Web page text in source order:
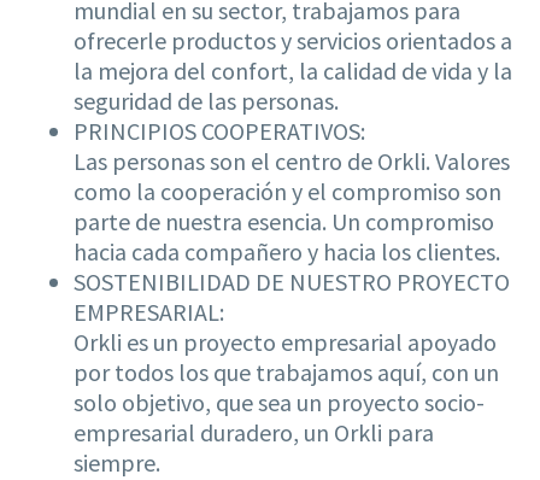
mundial en su sector, trabajamos para
ofrecerle productos y servicios orientados a
la mejora del confort, la calidad de vida y la
seguridad de las personas.
PRINCIPIOS COOPERATIVOS:
Las personas son el centro de Orkli. Valores
como la cooperación y el compromiso son
parte de nuestra esencia. Un compromiso
hacia cada compañero y hacia los clientes.
SOSTENIBILIDAD DE NUESTRO PROYECTO
EMPRESARIAL:
Orkli es un proyecto empresarial apoyado
por todos los que trabajamos aquí, con un
solo objetivo, que sea un proyecto socio-
empresarial duradero, un Orkli para
siempre.